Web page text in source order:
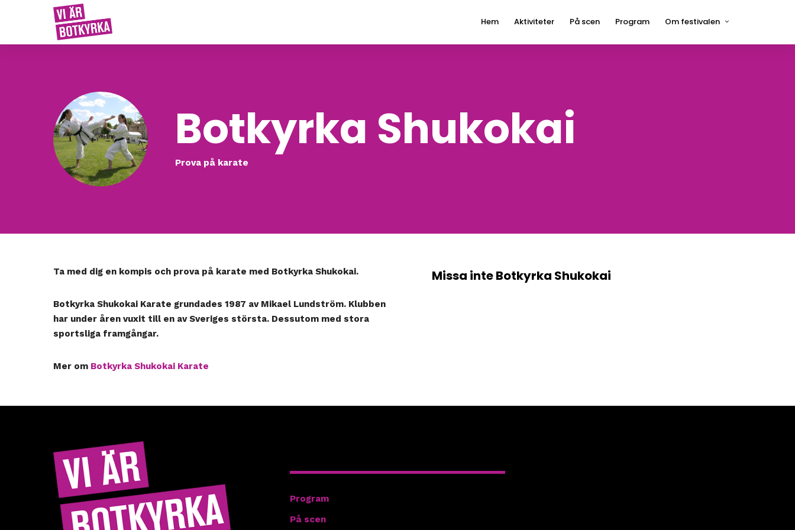
Hem Aktiviteter På scen Program Om festivalen
Botkyrka Shukokai
Prova på karate
Ta med dig en kompis och prova på karate med Botkyrka Shukokai.
Botkyrka Shukokai Karate grundades 1987 av Mikael Lundström. Klubben
har under åren vuxit till en av Sveriges största. Dessutom med stora
sportsliga framgångar.
Mer om Botkyrka Shukokai Karate
Missa inte Botkyrka Shukokai
Program
På scen